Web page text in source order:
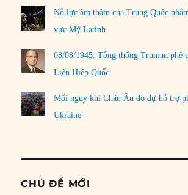
Nỗ lực âm thầm của Trung Quốc
vực Mỹ Latinh
08/08/1945: Tổng thống Truman phê
Liên Hiệp Quốc
Mối nguy khi Châu Âu do dự hỗ trợ
Ukraine
CHỦ ĐỀ MỚI